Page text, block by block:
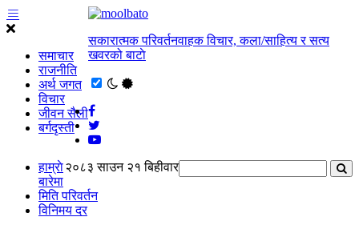
समाचार
राजनीति
अर्थ जगत
विचार
जीवन सैली
बर्गदृस्ती
सकारात्मक परिवर्तनवाहक विचार, कला/साहित्य र सत्य
खवरको बाटाे
२०८३ साउन २१ बिहीवार
हाम्राे
बारेमा
मिति परिवर्तन
विनिमय दर